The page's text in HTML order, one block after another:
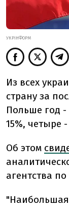
УКРІНФОРМ
Из всех
страну за
Польше год -
15%, четыре
Об этом
агентства